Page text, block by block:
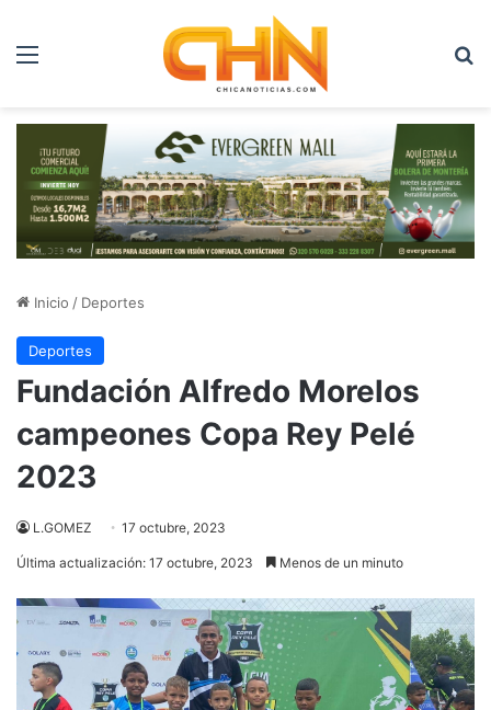
Menú
Inicio / Deportes
Deportes
Fundación Alfredo Morelos
campeones Copa Rey Pelé
2023
L.GOMEZ 17 octubre, 2023
Última actualización: 17 octubre, 2023 Menos de un minuto